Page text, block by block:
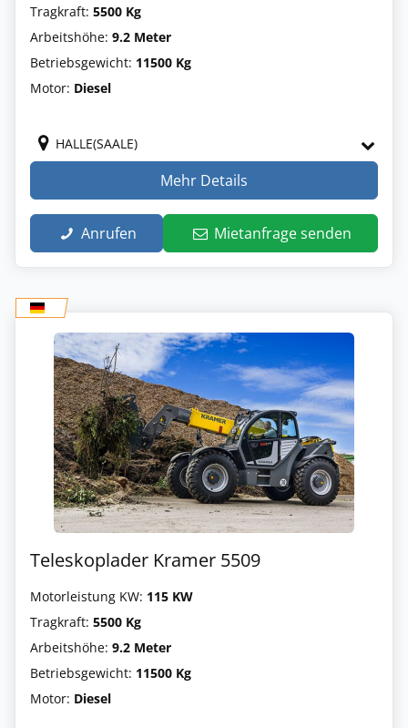
Tragkraft: 5500 Kg
Arbeitshöhe: 9.2 Meter
Betriebsgewicht: 11500 Kg
Motor: Diesel
HALLE(SAALE)
Mehr Details
Anrufen Mietanfrage senden
Teleskoplader Kramer 5509
Motorleistung KW: 115 KW
Tragkraft: 5500 Kg
Arbeitshöhe: 9.2 Meter
Betriebsgewicht: 11500 Kg
Motor: Diesel